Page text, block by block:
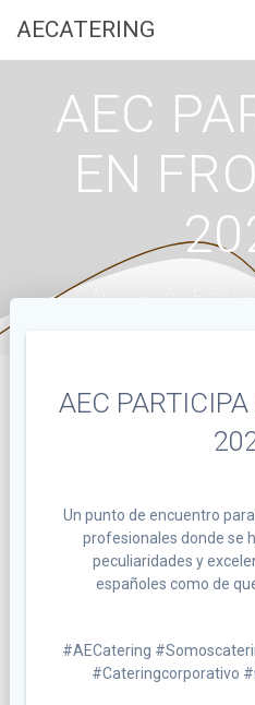
AECATERING
AEC
EN
Asociación
AEC
Un punto de encuentro
profesionales donde se
peculiaridades y
españoles como de
#AECatering
#Cateringcorporativo